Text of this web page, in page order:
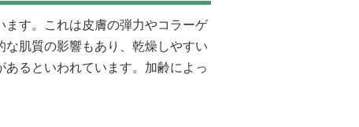
ます。これは皮膚の弾力やコラーゲ
肌質の影響もあり、乾燥しやすい
るといわれています。加齢によっ